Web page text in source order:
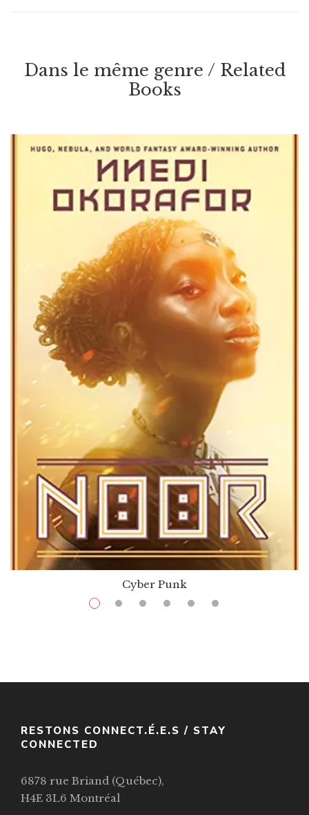
Dans le même genre / Related
Books
Cyber Punk
$ 13.99 $36.00
RESTONS CONNECT.É.E.S / STAY
CONNECTED
6878 rue Briand (Québec),
H4E 3L6 Montréal